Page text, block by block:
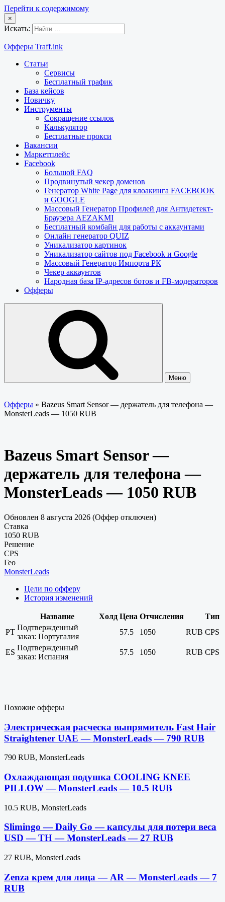
Перейти к содержимому
×
Искать:
Офферы Traff.ink
Статьи
Сервисы
Бесплатный трафик
База кейсов
Новичку
Инструменты
Сокращение ссылок
Калькулятор
Бесплатные прокси
Вакансии
Маркетплейс
Facebook
Большой FAQ
Продвинутый чекер доменов
Генератор White Page для клоакинга FACEBOOK
и GOOGLE
Массовый Генератор Профилей для Антидетект-
Браузера AEZAKMI
Бесплатный комбайн для работы с аккаунтами
Онлайн генератор QUIZ
Уникализатор картинок
Уникализатор сайтов под Facebook и Google
Массовый Генератор Импорта РК
Чекер аккаунтов
Народная база IP-адресов ботов и FB-модераторов
Офферы
Меню
Офферы » Bazeus Smart Sensor — держатель для телефона —
MonsterLeads — 1050 RUB
Bazeus Smart Sensor —
держатель для телефона —
MonsterLeads — 1050 RUB
Обновлен 8 августа 2026 (Оффер отключен)
Ставка
1050 RUB
Решение
CPS
Гео
MonsterLeads
Цели по офферу
История изменений
Название Холд Цена Отчисления
Тип
PT
Подтвержденный
заказ: Португалия
57.5 1050 RUB CPS
ES
Подтвержденный
заказ: Испания
57.5 1050 RUB CPS
Похожие офферы
Электрическая расческа выпрямитель Fast Hair
Straightener UAE — MonsterLeads — 790 RUB
790 RUB, MonsterLeads
Охлаждающая подушка COOLING KNEE
PILLOW — MonsterLeads — 10.5 RUB
10.5 RUB, MonsterLeads
Slimingo — Daily Go — капсулы для потери веса
USD — TH — MonsterLeads — 27 RUB
27 RUB, MonsterLeads
Zenza крем для лица — AR — MonsterLeads — 7
RUB